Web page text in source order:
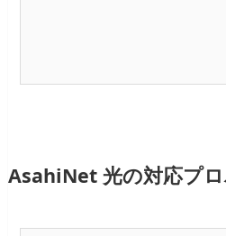
AsahiNet 光の対応プ